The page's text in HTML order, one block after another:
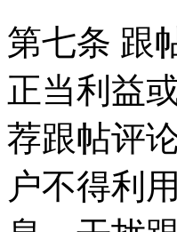
第七条 跟
正当利益
荐跟帖评
户不得利